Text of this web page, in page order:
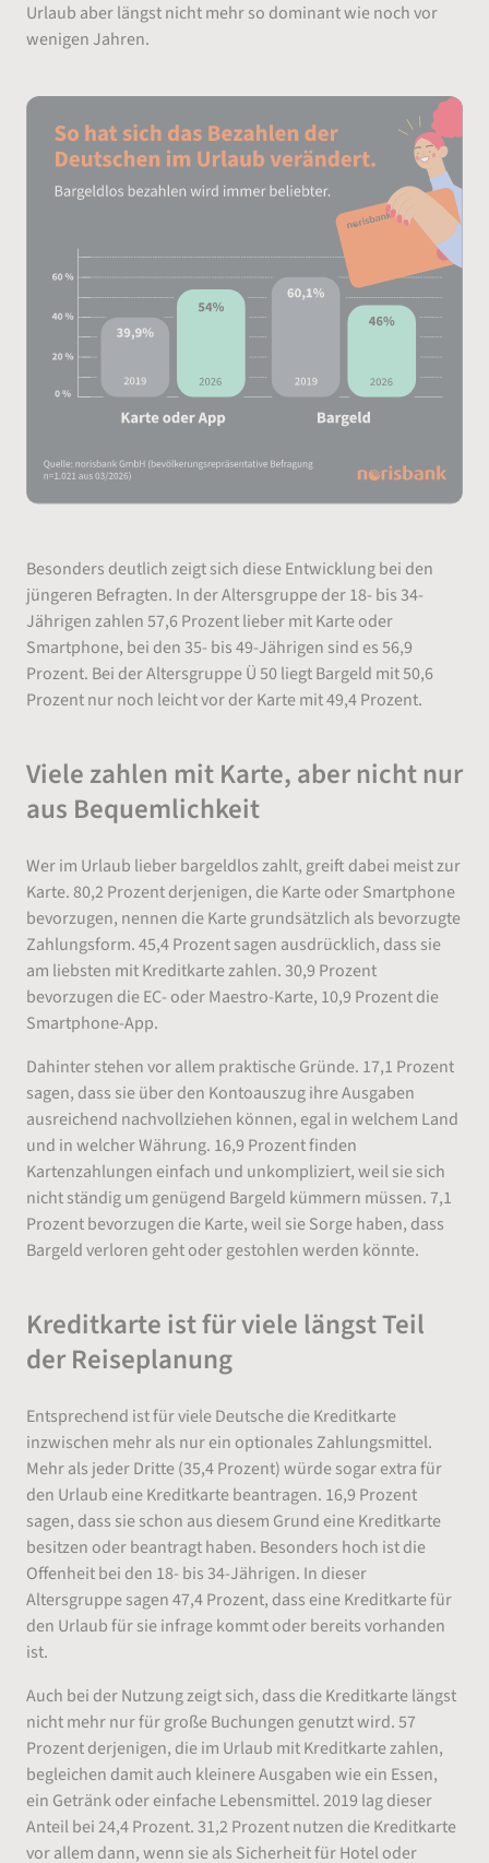
Urlaub aber längst nicht mehr so dominant wie noch vor
wenigen Jahren.
Besonders deutlich zeigt sich diese Entwicklung bei den
jüngeren Befragten. In der Altersgruppe der 18- bis 34-
Jährigen zahlen 57,6 Prozent lieber mit Karte oder
Smartphone, bei den 35- bis 49-Jährigen sind es 56,9
Prozent. Bei der Altersgruppe Ü 50 liegt Bargeld mit 50,6
Prozent nur noch leicht vor der Karte mit 49,4 Prozent.
Viele zahlen mit Karte, aber nicht nur
aus Bequemlichkeit
Wer im Urlaub lieber bargeldlos zahlt, greift dabei meist zur
Karte. 80,2 Prozent derjenigen, die Karte oder Smartphone
bevorzugen, nennen die Karte grundsätzlich als bevorzugte
Zahlungsform. 45,4 Prozent sagen ausdrücklich, dass sie
am liebsten mit Kreditkarte zahlen. 30,9 Prozent
bevorzugen die EC- oder Maestro-Karte, 10,9 Prozent die
Smartphone-App.
Dahinter stehen vor allem praktische Gründe. 17,1 Prozent
sagen, dass sie über den Kontoauszug ihre Ausgaben
ausreichend nachvollziehen können, egal in welchem Land
und in welcher Währung. 16,9 Prozent finden
Kartenzahlungen einfach und unkompliziert, weil sie sich
nicht ständig um genügend Bargeld kümmern müssen. 7,1
Prozent bevorzugen die Karte, weil sie Sorge haben, dass
Bargeld verloren geht oder gestohlen werden könnte.
Kreditkarte ist für viele längst Teil
der Reiseplanung
Entsprechend ist für viele Deutsche die Kreditkarte
inzwischen mehr als nur ein optionales Zahlungsmittel.
Mehr als jeder Dritte (35,4 Prozent) würde sogar extra für
den Urlaub eine Kreditkarte beantragen. 16,9 Prozent
sagen, dass sie schon aus diesem Grund eine Kreditkarte
besitzen oder beantragt haben. Besonders hoch ist die
Offenheit bei den 18- bis 34-Jährigen. In dieser
Altersgruppe sagen 47,4 Prozent, dass eine Kreditkarte für
den Urlaub für sie infrage kommt oder bereits vorhanden
ist.
Auch bei der Nutzung zeigt sich, dass die Kreditkarte längst
nicht mehr nur für große Buchungen genutzt wird. 57
Prozent derjenigen, die im Urlaub mit Kreditkarte zahlen,
begleichen damit auch kleinere Ausgaben wie ein Essen,
ein Getränk oder einfache Lebensmittel. 2019 lag dieser
Anteil bei 24,4 Prozent. 31,2 Prozent nutzen die Kreditkarte
vor allem dann, wenn sie als Sicherheit für Hotel oder